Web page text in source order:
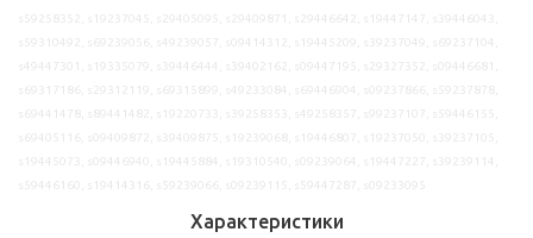
Характеристики